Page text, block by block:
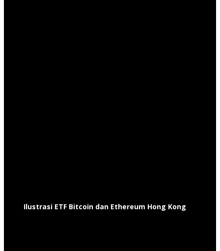
Ilustrasi ETF Bitcoin dan Ethereum Hong Kong